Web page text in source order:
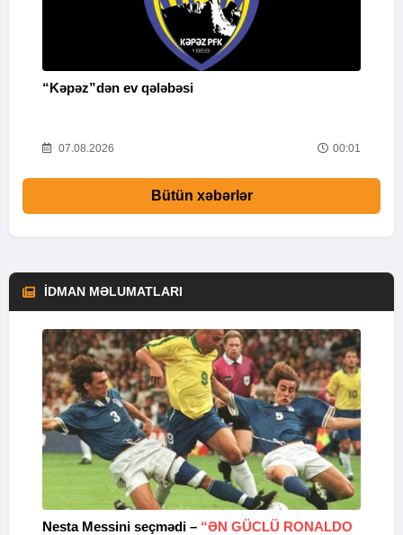
“Kəpəz”dən ev qələbəsi
07.08.2026 00:01
Bütün xəbərlər
İDMAN MƏLUMATLARI
Nesta Messini seçmədi – “ƏN GÜCLÜ RONALDO